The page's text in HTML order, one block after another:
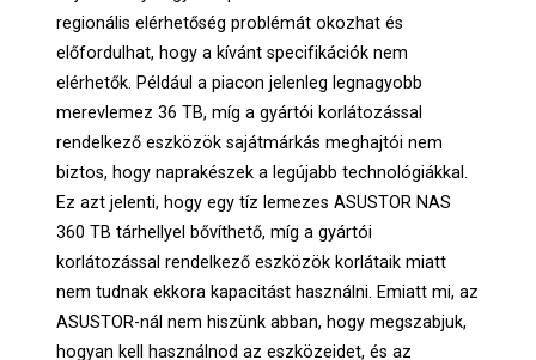
regionális elérhetőség problémát okozhat és
előfordulhat, hogy a kívánt specifikációk nem
elérhetők. Például a piacon jelenleg legnagyobb
merevlemez 36 TB, míg a gyártói korlátozással
rendelkező eszközök sajátmárkás meghajtói nem
biztos, hogy naprakészek a legújabb technológiákkal.
Ez azt jelenti, hogy egy tíz lemezes ASUSTOR NAS
360 TB tárhellyel bővíthető, míg a gyártói
korlátozással rendelkező eszközök korlátaik miatt
nem tudnak ekkora kapacitást használni. Emiatt mi, az
ASUSTOR-nál nem hiszünk abban, hogy megszabjuk,
hogyan kell használnod az eszközeidet, és az